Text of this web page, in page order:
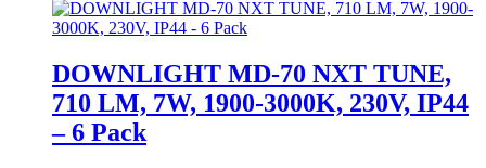
DOWNLIGHT MD-70 NXT TUNE,
710 LM, 7W, 1900-3000K, 230V, IP44
– 6 Pack